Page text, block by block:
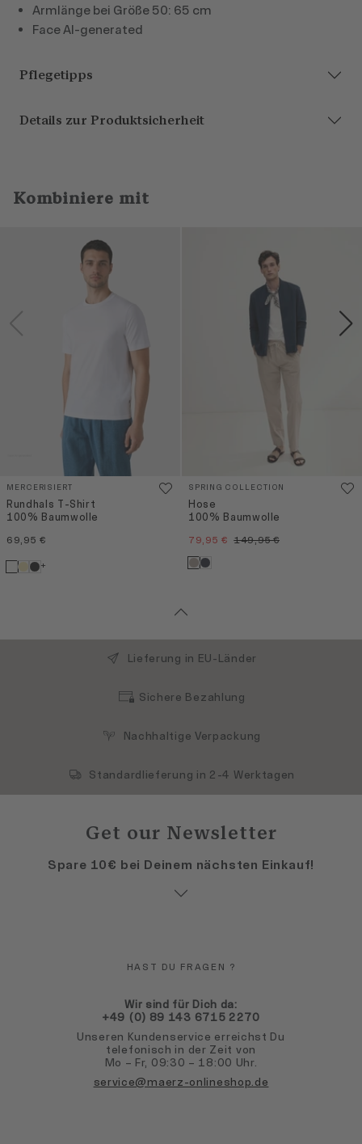
Armlänge bei Größe 50: 65 cm
Face AI-generated
Pflegetipps
Details zur Produktsicherheit
Kombiniere mit
MERCERISIERT
Rundhals T-Shirt
100% Baumwolle
69,95 €
+
SPRING COLLECTION
Hose
100% Baumwolle
79,95 € 149,95 €
Lieferung in EU-Länder
Sichere Bezahlung
Nachhaltige Verpackung
Standardlieferung in 2-4 Werktagen
Get our Newsletter
Spare 10€ bei Deinem nächsten Einkauf!
HAST DU FRAGEN ?
Wir sind für Dich da:
+49 (0) 89 143 6715 2270
Unseren Kundenservice erreichst Du
telefonisch in der Zeit von
Mo – Fr, 09:30 – 18:00 Uhr.
service@maerz-onlineshop.de